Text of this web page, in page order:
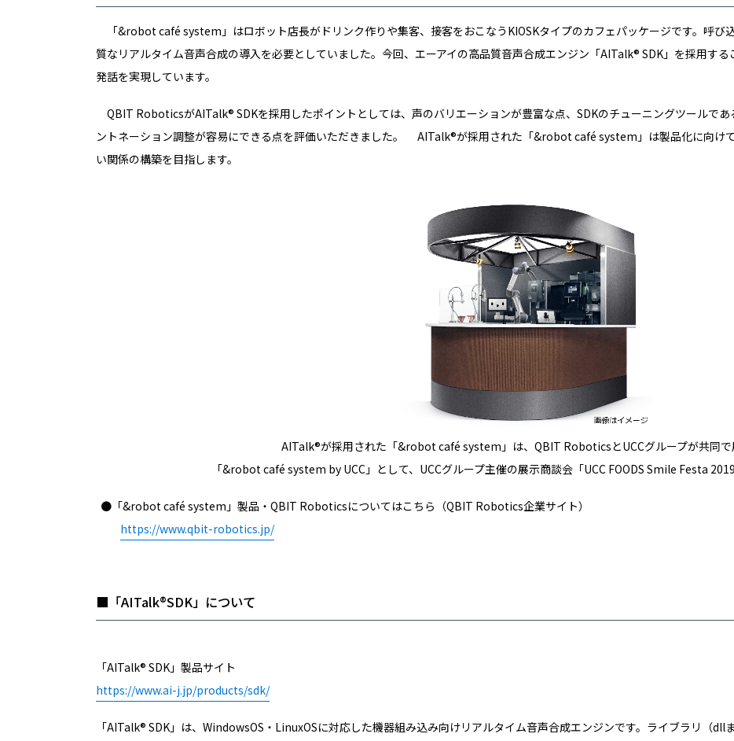
「&robot café system」はロボット店長がドリンク作りや集客、接客をおこなうKIOSKタイプのカフェパッケージです。呼び
質なリアルタイム音声合成の導入を必要としていました。今回、エーアイの高品質音声合成エンジン「AITalk® SDK」を採用す
発話を実現しています。
QBIT RoboticsがAITalk® SDKを採用したポイントとしては、声のバリエーションが豊富な点、SDKのチューニングツールで
ントネーション調整が容易にできる点を評価いただきました。 AITalk®が採用された「&robot café system」は製品化に向け
い関係の構築を目指します。
AITalk®が採用された「&robot café system」は、QBIT RoboticsとUCCグループが共同で
「&robot café system by UCC」として、UCCグループ主催の展示商談会「UCC FOODS Smile Festa
●「&robot café system」製品・QBIT Roboticsについてはこちら（QBIT Robotics企業サイト）
https://www.qbit-robotics.jp/
■「AITalk®SDK」について
「AITalk® SDK」製品サイト
https://www.ai-j.jp/products/sdk/
「AITalk® SDK」は、WindowsOS・LinuxOSに対応した機器組み込み向けリアルタイム音声合成エンジンです。ライブラリ（